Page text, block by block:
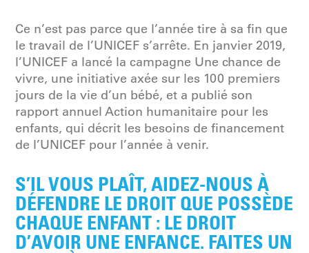
Ce n’est pas parce que l’année tire à sa fin que
le travail de l’UNICEF s’arrête. En janvier 2019,
l’UNICEF a lancé la campagne Une chance de
vivre, une initiative axée sur les 100 premiers
jours de la vie d’un bébé, et a publié son
rapport annuel Action humanitaire pour les
enfants, qui décrit les besoins de financement
de l’UNICEF pour l’année à venir.
S’IL VOUS PLAÎT, AIDEZ-NOUS À
DÉFENDRE LE DROIT QUE POSSÈDE
CHAQUE ENFANT : LE DROIT
D’AVOIR UNE ENFANCE. FAITES UN